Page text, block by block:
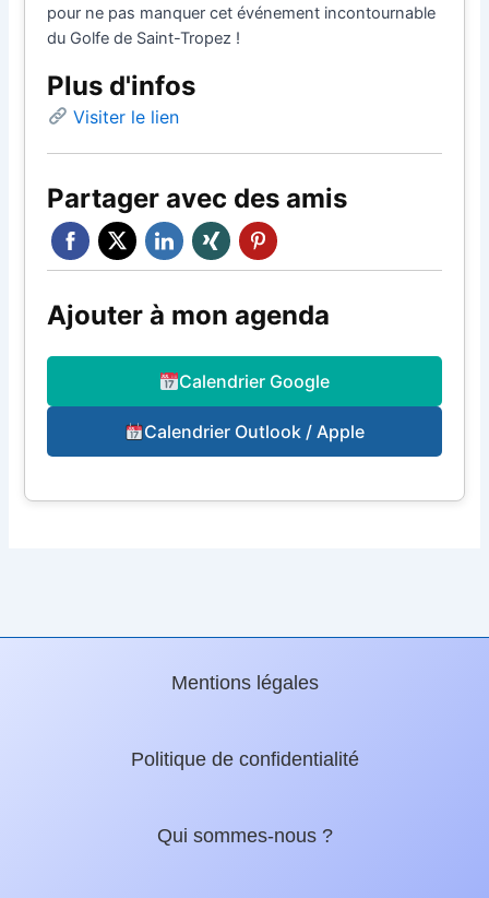
pour ne pas manquer cet événement incontournable
du Golfe de Saint-Tropez !
Plus d'infos
Visiter le lien
Partager avec des amis
Ajouter à mon agenda
Calendrier Google
Calendrier Outlook / Apple
Mentions légales
Politique de confidentialité
Qui sommes-nous ?